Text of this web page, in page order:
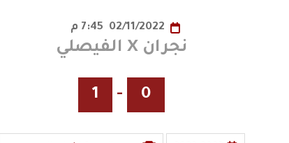
نجران X الفيصلي
0
-
1